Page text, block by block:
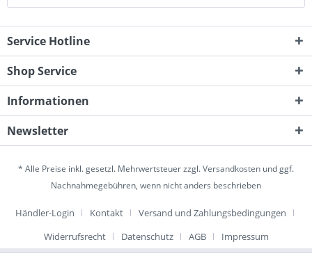
Service Hotline
Shop Service
Informationen
Newsletter
* Alle Preise inkl. gesetzl. Mehrwertsteuer zzgl.Versandkosten und ggf.
Nachnahmegebühren, wenn nicht anders beschrieben
Händler-Login Kontakt
Versand und Zahlungsbedingungen
Widerrufsrecht
Datenschutz AGB Impressum